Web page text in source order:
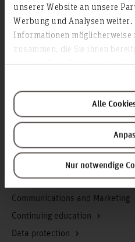
unserer Website an unsere
Werbung und Analysen
Informationen möglicherweise
zusammen, die Sie ihnen
Alle
Nur notwendige
Info about the university
Contact & Arrival
Homepage of the Hochschule
Career
Service & Organisation
Academic Affairs
Advisory Board
Advisory Services
Communications and Marketing
Continuing education
Data protection